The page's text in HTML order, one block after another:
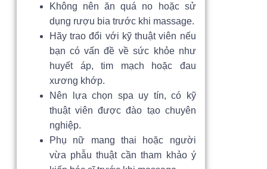
Không nên ăn quá no hoặc sử
dụng rượu bia trước khi massage.
Hãy trao đổi với kỹ thuật viên nếu
bạn có vấn đề về sức khỏe như
huyết áp, tim mạch hoặc đau
xương khớp.
Nên lựa chọn spa uy tín, có kỹ
thuật viên được đào tạo chuyên
nghiệp.
Phụ nữ mang thai hoặc người
vừa phẫu thuật cần tham khảo ý